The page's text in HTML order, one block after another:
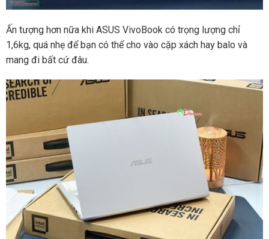
Ấn tượng hơn nữa khi ASUS VivoBook có trọng lượng chỉ
1,6kg, quá nhẹ để bạn có thể cho vào cặp xách hay balo và
mang đi bất cứ đâu.